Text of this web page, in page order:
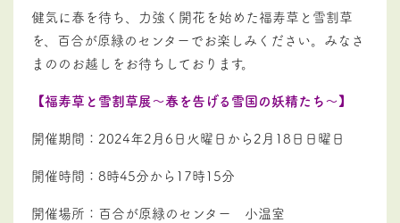
健気に春を待ち、力強く開花を始めた福寿草と雪割草
を、百合が原緑のセンターでお楽しみください。みなさ
まののお越しをお待ちしております。
【福寿草と雪割草展～春を告げる雪国の妖精たち～】
開催期間：2024年2月6日火曜日から2月18日日曜日
開催時間：8時45分から17時15分
開催場所：百合が原緑のセンター 小温室